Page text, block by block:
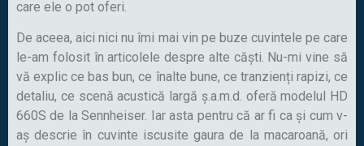
care ele o pot oferi.
De aceea, aici nici nu îmi mai vin pe buze cuvintele pe care
le-am folosit în articolele despre alte căști. Nu-mi vine să
vă explic ce bas bun, ce înalte bune, ce tranzienți rapizi, ce
detaliu, ce scenă acustică largă ș.a.m.d. oferă modelul HD
660S de la Sennheiser. Iar asta pentru că ar fi ca și cum v-
aș descrie în cuvinte iscusite gaura de la macaroană, ori